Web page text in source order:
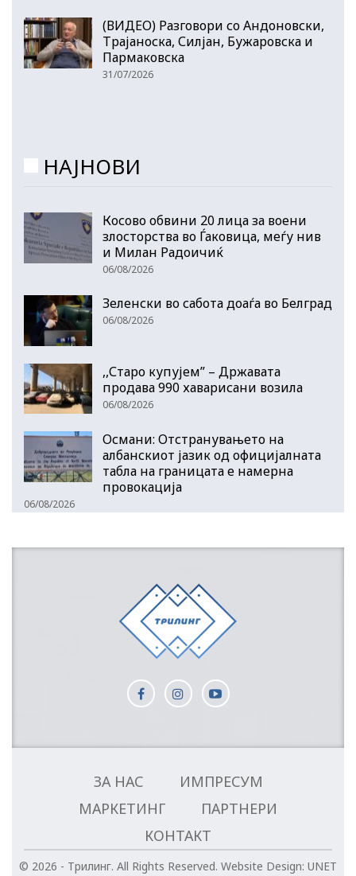
(ВИДЕО) Разговори со Андоновски,
Трајаноска, Силјан, Бужаровска и
Пармаковска
31/07/2026
НАЈНОВИ
Косово обвини 20 лица за воени
злосторства во Ѓаковица, меѓу нив
и Милан Радоичиќ
06/08/2026
Зеленски во сабота доаѓа во Белград
06/08/2026
,,Старо купујем” – Државата
продава 990 хаварисани возила
06/08/2026
Османи: Отстранувањето на
албанскиот јазик од официјалната
табла на границата е намерна
провокација
06/08/2026
ЗА НАС
ИМПРЕСУМ
МАРКЕТИНГ
ПАРТНЕРИ
КОНТАКТ
© 2026 - Трилинг. All Rights Reserved. Website Design: UNET